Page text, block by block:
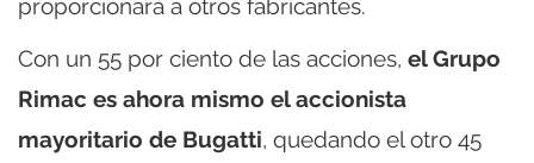
proporcionará a otros fabricantes.
Con un 55 por ciento de las acciones, el Grupo
Rimac es ahora mismo el accionista
mayoritario de Bugatti, quedando el otro 45